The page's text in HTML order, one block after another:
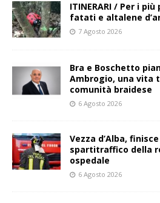
ITINERARI / Per i
fatati e altalene
7 Agosto 2026
Bra e Boschetto
Ambrogio, una vita
comunità braidese
6 Agosto 2026
Vezza d’Alba,
spartitraffico della
ospedale
6 Agosto 2026